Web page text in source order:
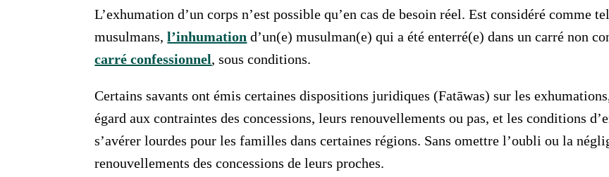
L’exhumation d’un corps n’est possible qu’en cas de besoin réel. Est considéré comme
musulmans,l’inhumation d’un(e) musulman(e) qui a été enterré(e) dans un carré non
carré confessionnel, sous conditions.
Certains savants ont émis certaines dispositions juridiques (Fatāwas) sur les
égard aux contraintes des concessions, leurs renouvellements ou pas, et les conditions
s’avérer lourdes pour les familles dans certaines régions. Sans omettre l’oubli ou la
renouvellements des concessions de leurs proches.